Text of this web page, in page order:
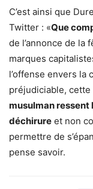
C’est ainsi que
Twitter : «Que
de l’annonce de la
marques
l’offense envers la
préjudiciable, cette
musulman ressent
déchirure et non
permettre de
pense savoir.